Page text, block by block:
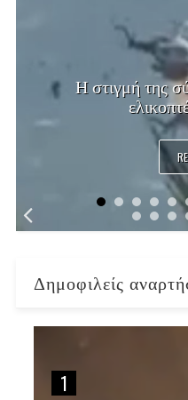
Η στιγμή της
Δημοφιλείς
1